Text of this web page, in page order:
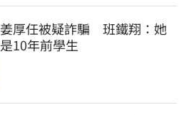
姜厚任被疑詐騙　班鐵翔：她
是10年前學生